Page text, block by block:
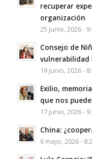
recuperar
organización
25 junio, 2026 -
Consejo de
vulnerabilidad
19 junio, 2026 -
Exilio,
que nos
17 junio, 2026 -
China:
6 mayo, 2026 -